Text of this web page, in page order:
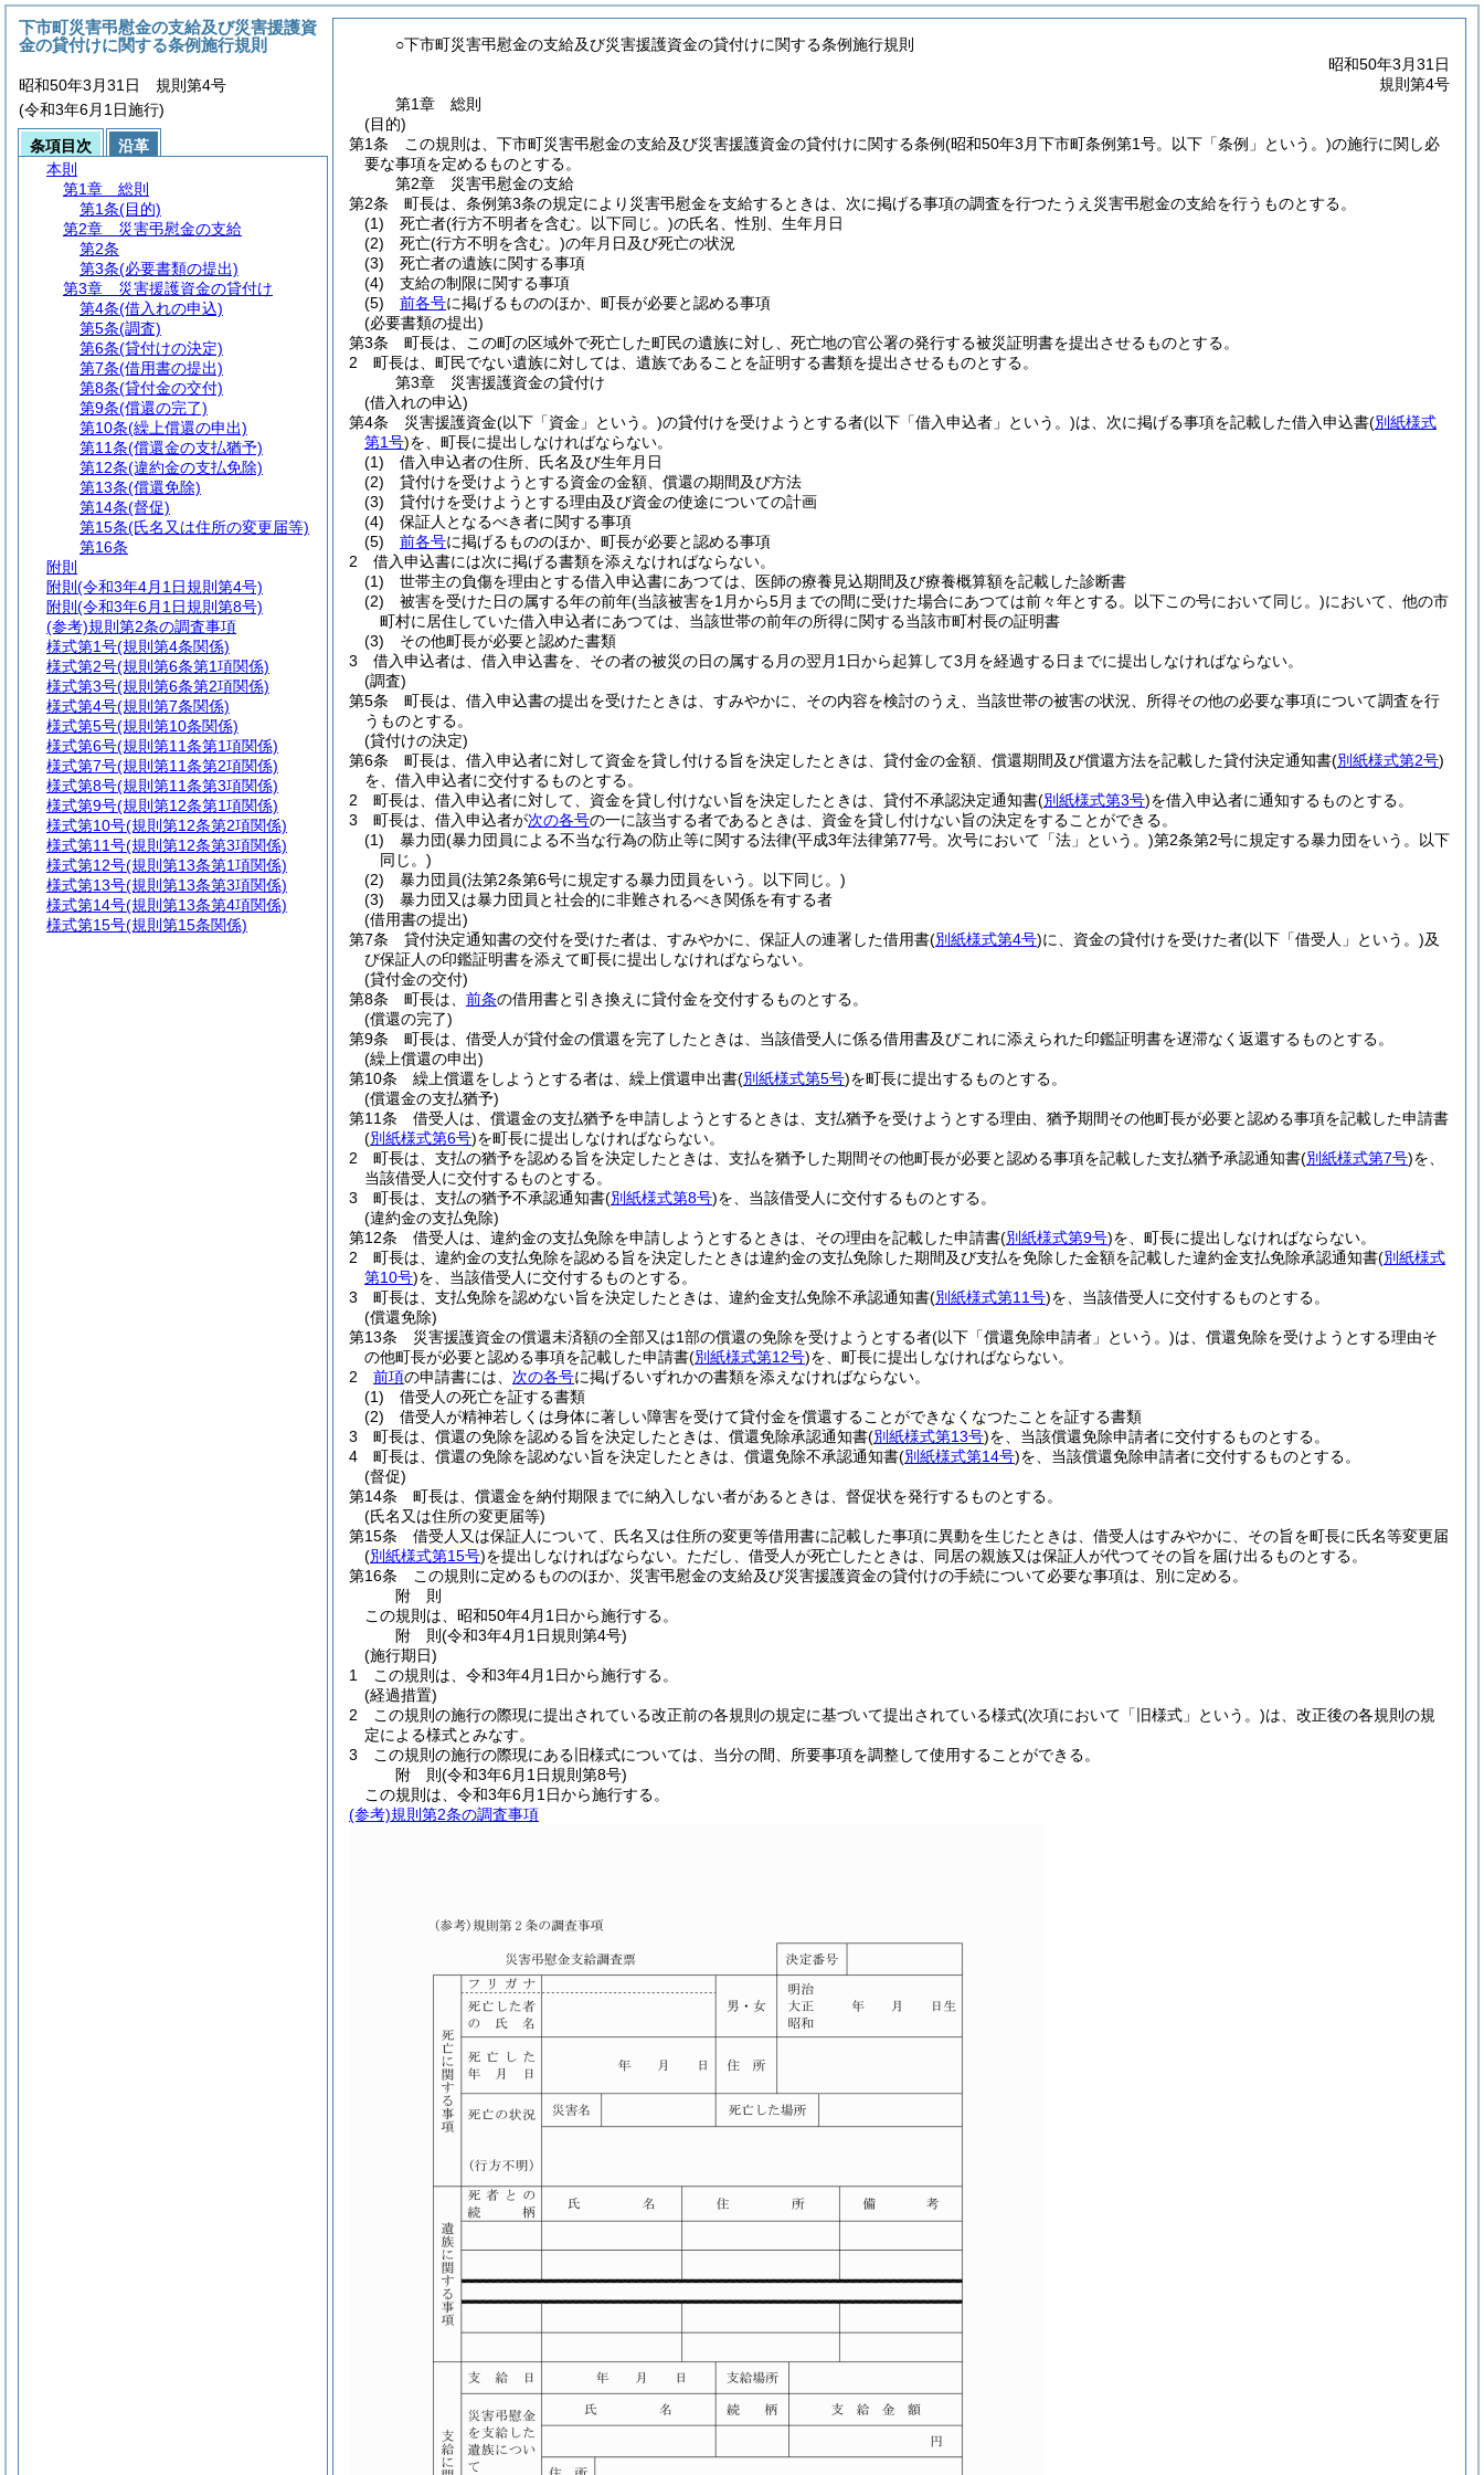
○下市町災害弔慰金の支給及び災害援護資金の貸付けに関する条例施行規則
昭和50年3月31日
規則第4号
第1章
総則
(目的)
第1条
この規則は、下市町災害弔慰金の支給及び災害援護資金の貸付けに関する条例(昭和50年3月下市町条例第1号。以下「条例」という。)の施行に関し必
要な事項を定めるものとする。
第2章
災害弔慰金の支給
第2条
町長は、条例第3条の規定により災害弔慰金を支給するときは、次に掲げる事項の調査を行つたうえ災害弔慰金の支給を行うものとする。
(1)
死亡者(行方不明者を含む。以下同じ。)の氏名、性別、生年月日
(2)
死亡(行方不明を含む。)の年月日及び死亡の状況
(3)
死亡者の遺族に関する事項
(4)
支給の制限に関する事項
(5)
前各号に掲げるもののほか、町長が必要と認める事項
(必要書類の提出)
第3条
町長は、この町の区域外で死亡した町民の遺族に対し、死亡地の官公署の発行する被災証明書を提出させるものとする。
2
町長は、町民でない遺族に対しては、遺族であることを証明する書類を提出させるものとする。
第3章
災害援護資金の貸付け
(借入れの申込)
第4条
災害援護資金(以下「資金」という。)の貸付けを受けようとする者(以下「借入申込者」という。)は、次に掲げる事項を記載した借入申込書(別紙様式
第1号)を、町長に提出しなければならない。
(1)
借入申込者の住所、氏名及び生年月日
(2)
貸付けを受けようとする資金の金額、償還の期間及び方法
(3)
貸付けを受けようとする理由及び資金の使途についての計画
(4)
保証人となるべき者に関する事項
(5)
前各号に掲げるもののほか、町長が必要と認める事項
2
借入申込書には次に掲げる書類を添えなければならない。
(1)
世帯主の負傷を理由とする借入申込書にあつては、医師の療養見込期間及び療養概算額を記載した診断書
(2)
被害を受けた日の属する年の前年(当該被害を1月から5月までの間に受けた場合にあつては前々年とする。以下この号において同じ。)において、他の市
町村に居住していた借入申込者にあつては、当該世帯の前年の所得に関する当該市町村長の証明書
(3)
その他町長が必要と認めた書類
3
借入申込者は、借入申込書を、その者の被災の日の属する月の翌月1日から起算して3月を経過する日までに提出しなければならない。
(調査)
第5条
町長は、借入申込書の提出を受けたときは、すみやかに、その内容を検討のうえ、当該世帯の被害の状況、所得その他の必要な事項について調査を行
うものとする。
(貸付けの決定)
第6条
町長は、借入申込者に対して資金を貸し付ける旨を決定したときは、貸付金の金額、償還期間及び償還方法を記載した貸付決定通知書(別紙様式第2号)
を、借入申込者に交付するものとする。
2
町長は、借入申込者に対して、資金を貸し付けない旨を決定したときは、貸付不承認決定通知書(別紙様式第3号)を借入申込者に通知するものとする。
3
町長は、借入申込者が次の各号の一に該当する者であるときは、資金を貸し付けない旨の決定をすることができる。
(1)
暴力団(暴力団員による不当な行為の防止等に関する法律(平成3年法律第77号。次号において「法」という。)第2条第2号に規定する暴力団をいう。以下
同じ。)
(2)
暴力団員(法第2条第6号に規定する暴力団員をいう。以下同じ。)
(3)
暴力団又は暴力団員と社会的に非難されるべき関係を有する者
(借用書の提出)
第7条
貸付決定通知書の交付を受けた者は、すみやかに、保証人の連署した借用書(別紙様式第4号)に、資金の貸付けを受けた者(以下「借受人」という。)及
び保証人の印鑑証明書を添えて町長に提出しなければならない。
(貸付金の交付)
第8条
町長は、 前条の借用書と引き換えに貸付金を交付するものとする。
(償還の完了)
第9条
町長は、借受人が貸付金の償還を完了したときは、当該借受人に係る借用書及びこれに添えられた印鑑証明書を遅滞なく返還するものとする。
(繰上償還の申出)
第10条
繰上償還をしようとする者は、繰上償還申出書(別紙様式第5号)を町長に提出するものとする。
(償還金の支払猶予)
第11条
借受人は、償還金の支払猶予を申請しようとするときは、支払猶予を受けようとする理由、猶予期間その他町長が必要と認める事項を記載した申請書
(別紙様式第6号)を町長に提出しなければならない。
2
町長は、支払の猶予を認める旨を決定したときは、支払を猶予した期間その他町長が必要と認める事項を記載した支払猶予承認通知書(別紙様式第7号)を、
当該借受人に交付するものとする。
3
町長は、支払の猶予不承認通知書(別紙様式第8号)を、当該借受人に交付するものとする。
(違約金の支払免除)
第12条
借受人は、違約金の支払免除を申請しようとするときは、その理由を記載した申請書(別紙様式第9号)を、町長に提出しなければならない。
2
町長は、違約金の支払免除を認める旨を決定したときは違約金の支払免除した期間及び支払を免除した金額を記載した違約金支払免除承認通知書(別紙様式
第10号)を、当該借受人に交付するものとする。
3
町長は、支払免除を認めない旨を決定したときは、違約金支払免除不承認通知書(別紙様式第11号)を、当該借受人に交付するものとする。
(償還免除)
第13条
災害援護資金の償還未済額の全部又は1部の償還の免除を受けようとする者(以下「償還免除申請者」という。)は、償還免除を受けようとする理由そ
の他町長が必要と認める事項を記載した申請書(別紙様式第12号)を、町長に提出しなければならない。
2
前項の申請書には、 次の各号に掲げるいずれかの書類を添えなければならない。
(1)
借受人の死亡を証する書類
(2)
借受人が精神若しくは身体に著しい障害を受けて貸付金を償還することができなくなつたことを証する書類
3
町長は、償還の免除を認める旨を決定したときは、償還免除承認通知書(別紙様式第13号)を、当該償還免除申請者に交付するものとする。
4
町長は、償還の免除を認めない旨を決定したときは、償還免除不承認通知書(別紙様式第14号)を、当該償還免除申請者に交付するものとする。
(督促)
第14条
町長は、償還金を納付期限までに納入しない者があるときは、督促状を発行するものとする。
(氏名又は住所の変更届等)
第15条
借受人又は保証人について、氏名又は住所の変更等借用書に記載した事項に異動を生じたときは、借受人はすみやかに、その旨を町長に氏名等変更届
(別紙様式第15号)を提出しなければならない。 ただし、借受人が死亡したときは、同居の親族又は保証人が代つてその旨を届け出るものとする。
第16条
この規則に定めるもののほか、災害弔慰金の支給及び災害援護資金の貸付けの手続について必要な事項は、別に定める。
附 則
この規則は、昭和50年4月1日から施行する。
附 則(令和3年4月1日規則第4号)
(施行期日)
1
この規則は、令和3年4月1日から施行する。
(経過措置)
2
この規則の施行の際現に提出されている改正前の各規則の規定に基づいて提出されている様式(次項において「旧様式」という。)は、改正後の各規則の規
定による様式とみなす。
3
この規則の施行の際現にある旧様式については、当分の間、所要事項を調整して使用することができる。
附 則(令和3年6月1日規則第8号)
この規則は、令和3年6月1日から施行する。
(参考)規則第2条の調査事項
下市町災害弔慰金の支給及び災害援護資
金の貸付けに関する条例施行規則
昭和50年3月31日 規則第4号
(令和3年6月1日施行)
条項目次
沿革
本則
第1章
総則
第1条(目的)
第2章
災害弔慰金の支給
第2条
第3条(必要書類の提出)
第3章
災害援護資金の貸付け
第4条(借入れの申込)
第5条(調査)
第6条(貸付けの決定)
第7条(借用書の提出)
第8条(貸付金の交付)
第9条(償還の完了)
第10条(繰上償還の申出)
第11条(償還金の支払猶予)
第12条(違約金の支払免除)
第13条(償還免除)
第14条(督促)
第15条(氏名又は住所の変更届等)
第16条
附則
附則 (令和3年4月1日規則第4号)
附則 (令和3年6月1日規則第8号)
(参考)規則第2条の調査事項
様式第1号(規則第4条関係)
様式第2号(規則第6条第1項関係)
様式第3号(規則第6条第2項関係)
様式第4号(規則第7条関係)
様式第5号(規則第10条関係)
様式第6号(規則第11条第1項関係)
様式第7号(規則第11条第2項関係)
様式第8号(規則第11条第3項関係)
様式第9号(規則第12条第1項関係)
様式第10号(規則第12条第2項関係)
様式第11号(規則第12条第3項関係)
様式第12号(規則第13条第1項関係)
様式第13号(規則第13条第3項関係)
様式第14号(規則第13条第4項関係)
様式第15号(規則第15条関係)